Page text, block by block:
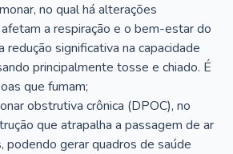
no qual há alterações
a respiração e o bem-estar do
redução significativa na capacidade
principalmente tosse e chiado. É
que fumam;
obstrutiva crônica (DPOC), no
que atrapalha a passagem de ar
podendo gerar quadros de saúde